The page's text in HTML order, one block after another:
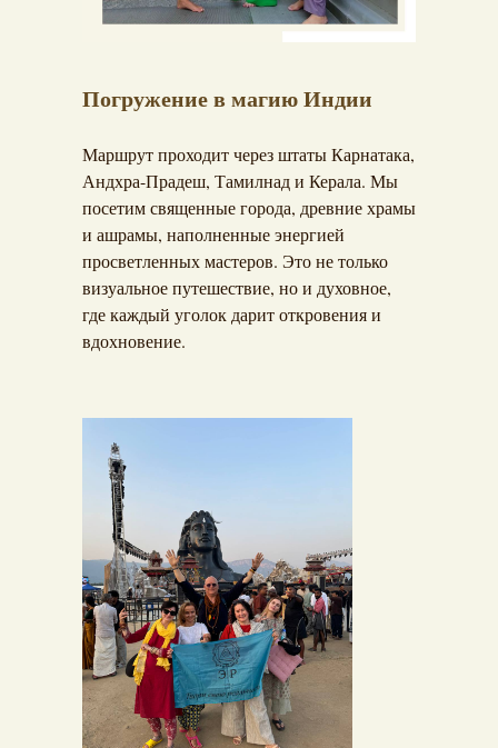
Маршрут проходит через штаты Карнатака,
Андхра-Прадеш, Тамилнад и Керала. Мы
посетим священные города, древние храмы
и ашрамы, наполненные энергией
просветленных мастеров. Это не только
визуальное путешествие, но и духовное,
где каждый уголок дарит откровения и
вдохновение.
Погружение в магию Индии